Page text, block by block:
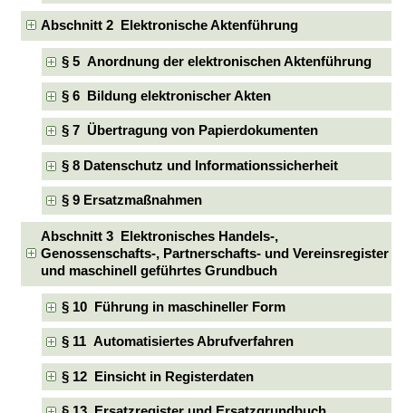
Abschnitt 2 Elektronische Aktenführung
§ 5 Anordnung der elektronischen Aktenführung
§ 6 Bildung elektronischer Akten
§ 7 Übertragung von Papierdokumenten
§ 8 Datenschutz und Informationssicherheit
§ 9 Ersatzmaßnahmen
Abschnitt 3 Elektronisches Handels-,
Genossenschafts-, Partnerschafts- und Vereinsregister
und maschinell geführtes Grundbuch
§ 10 Führung in maschineller Form
§ 11 Automatisiertes Abrufverfahren
§ 12 Einsicht in Registerdaten